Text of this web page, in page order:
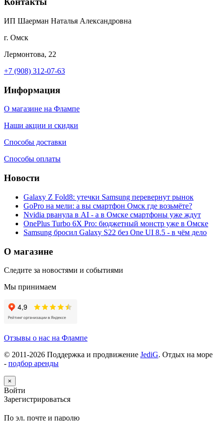
ИП Шаерман Наталья Александровна
г. Омск
Лермонтова, 22
+7 (908) 312-07-63
Информация
О магазине на Флампе
Наши акции и скидки
Способы доставки
Способы оплаты
Новости
Galaxy Z Fold8: утечки Samsung перевернут рынок
GoPro на мели: а вы смартфон Омск где возьмёте?
Nvidia рванула в AI - а в Омске смартфоны уже ждут
OnePlus Turbo 6X Pro: бюджетный монстр уже в Омске
Samsung бросил Galaxy S22 без One UI 8.5 - в чём дело
О магазине
Следите за новостями и событиями
Мы принимаем
Отзывы о нас на Флампе
© 2011-2026 Поддержка и продвижение JediG. Отдых на море
- подбор аренды
×
Войти
Зарегистрироваться
По эл. почте и паролю